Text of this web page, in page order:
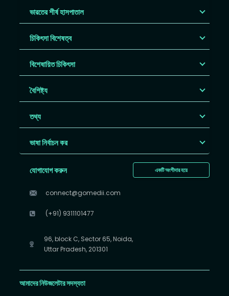
ভারতের শীর্ষ হাসপাতাল
চিকিৎসা বিশেষত্ব
বিশেষায়িত চিকিৎসা
বৈশিষ্ট্য
তথ্য
ভাষা নির্বাচন কর
একটি অংশীদার হয়ে
যোগাযোগ করুন
connect@gomedii.com
(+91) 9311101477
96, block C, Sector 65, Noida,
Uttar Pradesh, 201301
আমাদের নিউজলেটার সদস্যতা